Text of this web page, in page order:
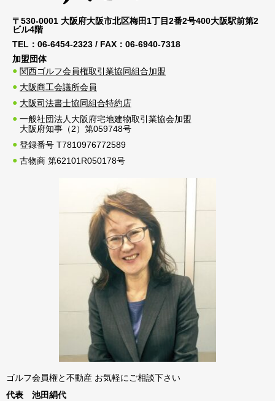
〒530-0001 大阪府大阪市北区梅田1丁目2番2号400大阪駅前第2
ビル4階
TEL： 06-6454-2323 / FAX： 06-6940-7318
加盟団体
関西ゴルフ会員権取引業協同組合加盟
大阪商工会議所会員
大阪司法書士協同組合特約店
一般社団法人大阪府宅地建物取引業協会加盟
大阪府知事（2）第059748号
登録番号 T7810976772589
古物商 第62101R050178号
ゴルフ会員権と不動産 お気軽にご相談下さい
代表 池田絹代